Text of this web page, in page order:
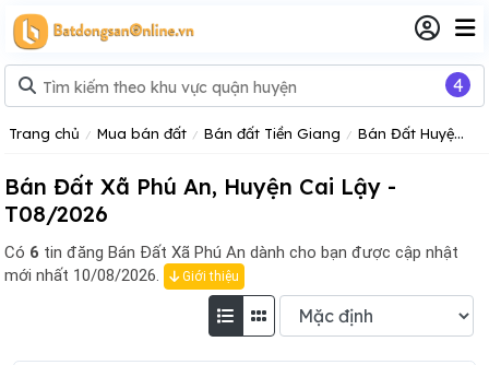
Trang chủ Mua bán đất Bán đất Tiền Giang Bán Đất Huyện Cai Lậy
Bán Đất Xã Phú An, Huyện Cai Lậy -
T08/2026
Có 6 tin đăng Bán Đất Xã Phú An dành cho bạn được cập nhật
mới nhất 10/08/2026.
Giới thiệu
4